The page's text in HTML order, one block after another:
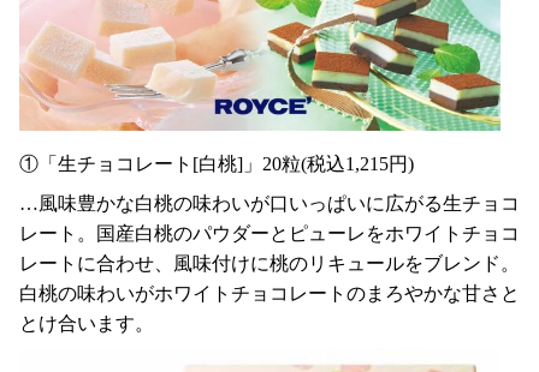
①「生チョコレート[白桃]」20粒(税込1,215円)
…風味豊かな白桃の味わいが口いっぱいに広がる生チョコ
レート。国産白桃のパウダーとピューレをホワイトチョコ
レートに合わせ、風味付けに桃のリキュールをブレンド。
白桃の味わいがホワイトチョコレートのまろやかな甘さと
とけ合います。